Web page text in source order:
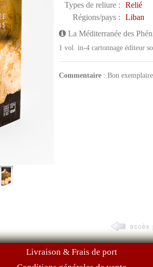
Types de reliure :
Relié
Régions/pays :
Liban
La Méditerranée des
1 vol. in-4 cartonnage éditeur
Commentaire: Bon
Livraison & Frais de port